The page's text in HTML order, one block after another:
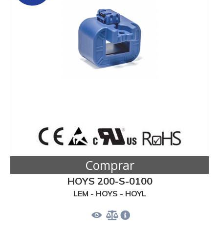
Comprar
HOYS 200-S-0100
LEM - HOYS - HOYL